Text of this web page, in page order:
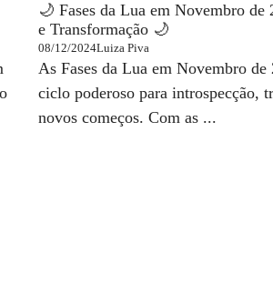
🌙 Fases da Lua em Novembro de
e Transformação 🌙
08/12/2024Luiza Piva
As Fases da Lua em Novembro de
ciclo poderoso para introspecção,
novos começos. Com as ...